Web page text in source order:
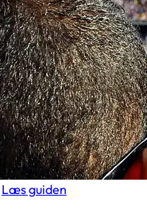
Sådan
Lufthavn til
september 30, 2025•
Der er få øjeblikke, der
især når du lige er…
Læs guiden